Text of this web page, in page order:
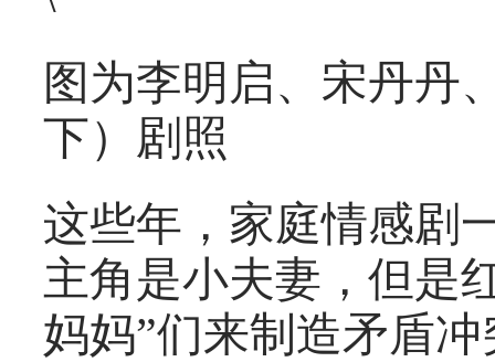
图为李明启、宋丹丹
下）剧照
这些年，家庭情感剧
主角是小夫妻，但是
妈妈”们来制造矛盾